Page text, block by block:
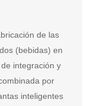
de las
(bebidas) en
integración y
por
inteligentes